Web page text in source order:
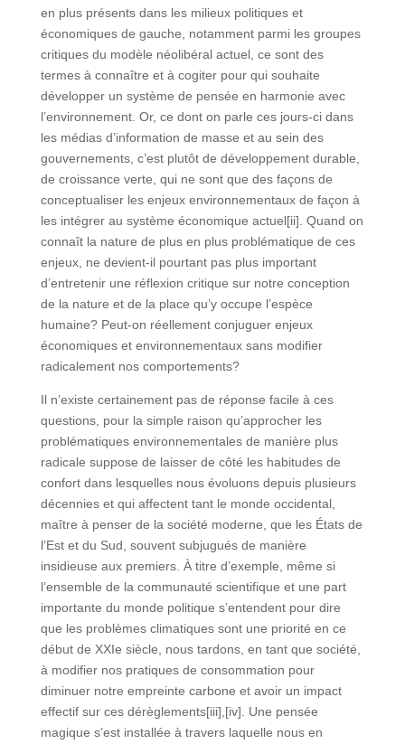
en plus présents dans les milieux politiques et
économiques de gauche, notamment parmi les groupes
critiques du modèle néolibéral actuel, ce sont des
termes à connaître et à cogiter pour qui souhaite
développer un système de pensée en harmonie avec
l’environnement. Or, ce dont on parle ces jours-ci dans
les médias d’information de masse et au sein des
gouvernements, c’est plutôt de développement durable,
de croissance verte, qui ne sont que des façons de
conceptualiser les enjeux environnementaux de façon à
les intégrer au système économique actuel[ii]. Quand on
connaît la nature de plus en plus problématique de ces
enjeux, ne devient-il pourtant pas plus important
d’entretenir une réflexion critique sur notre conception
de la nature et de la place qu’y occupe l’espèce
humaine? Peut-on réellement conjuguer enjeux
économiques et environnementaux sans modifier
radicalement nos comportements?
Il n’existe certainement pas de réponse facile à ces
questions, pour la simple raison qu’approcher les
problématiques environnementales de manière plus
radicale suppose de laisser de côté les habitudes de
confort dans lesquelles nous évoluons depuis plusieurs
décennies et qui affectent tant le monde occidental,
maître à penser de la société moderne, que les États de
l’Est et du Sud, souvent subjugués de manière
insidieuse aux premiers. À titre d’exemple, même si
l’ensemble de la communauté scientifique et une part
importante du monde politique s’entendent pour dire
que les problèmes climatiques sont une priorité en ce
début de XXIe siècle, nous tardons, en tant que société,
à modifier nos pratiques de consommation pour
diminuer notre empreinte carbone et avoir un impact
effectif sur ces dérèglements[iii],[iv]. Une pensée
magique s’est installée à travers laquelle nous en